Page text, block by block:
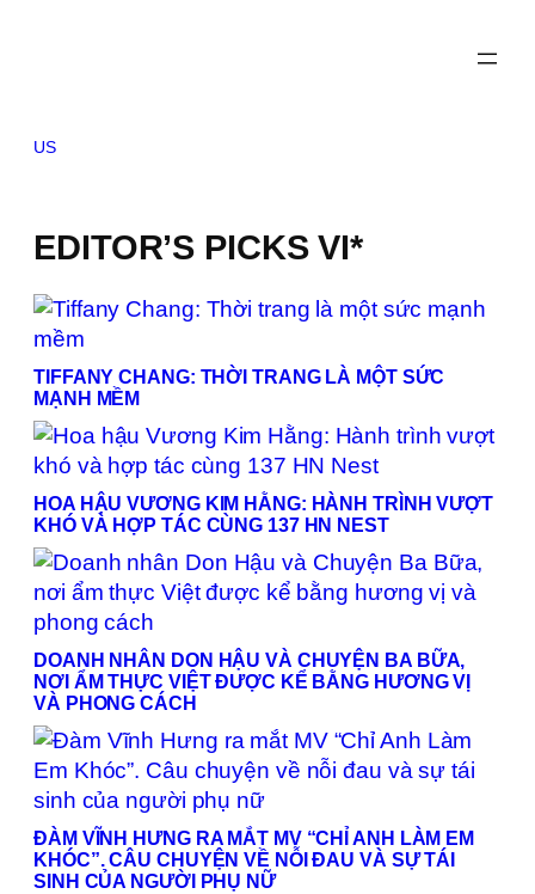
US
EDITOR’S PICKS VI*
TIFFANY CHANG: THỜI TRANG LÀ MỘT SỨC
MẠNH MỀM
HOA HẬU VƯƠNG KIM HẰNG: HÀNH TRÌNH VƯỢT
KHÓ VÀ HỢP TÁC CÙNG 137 HN NEST
DOANH NHÂN DON HẬU VÀ CHUYỆN BA BỮA,
NƠI ẨM THỰC VIỆT ĐƯỢC KỂ BẰNG HƯƠNG VỊ
VÀ PHONG CÁCH
ĐÀM VĨNH HƯNG RA MẮT MV “CHỈ ANH LÀM EM
KHÓC”. CÂU CHUYỆN VỀ NỖI ĐAU VÀ SỰ TÁI
SINH CỦA NGƯỜI PHỤ NỮ